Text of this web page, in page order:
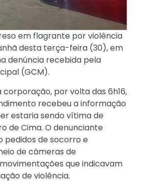
em flagrante por violência
desta terça-feira (30), em
denúncia recebida pela
(GCM).
por volta das 6h16,
recebeu a informação
estaria sendo vítima de
de Cima. O denunciante
pedidos de socorro e
de câmeras de
que indicavam
de violência.